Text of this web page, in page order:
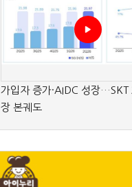
가입자 증가·AIDC 성장…SKT
장 본궤도